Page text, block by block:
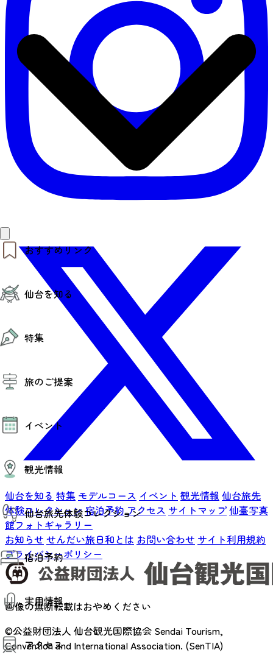
おすすめリンク
仙台夜時間
モデルコース
エリアガイド
お得なチケット
仙台を知る
仙台の魅力
エリアガイド
仙台観光PR動画ライブラリー
仙台から行く東北周遊旅
伝統的工芸品
特集
夜時間トピックス
旅のご提案
モデルコース
AIおまかせコース
オリジナルプラン
みんなの旅行記
イベント
イベント情報
その他イベント情報（音楽・展示会）
コンベンション情報
観光情報
観光スポット
温泉
美味いもの
季節のイベント
プロスポーツチーム・プロオーケストラ
仙台の銘品
仙台夜時間
仙台観光マップ
仙台旅先体験コレクション
仙台旅先体験コレクション
体験プログラム検索（予約）
体験事業者からのお知らせ
体験トピックス
体験事業者
宿泊予約
実用情報
観光案内
お役立ち情報
アクセス
仙台を知る 特集 モデルコース イベント 観光情報 仙台旅先
体験コレクション宿泊予約 アクセス サイトマップ仙臺写真
館フォトギャラリー
お知らせ せんだい旅日和とは お問い合わせ サイト利用規約
プライバシーポリシー
画像の無断転載はおやめください
©公益財団法人 仙台観光国際協会 Sendai Tourism,
Convention and International Association. (SenTIA)